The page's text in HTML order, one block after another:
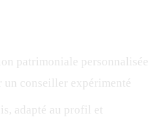
patrimoniale personnalisée
un conseiller expérimenté
adapté au profil et